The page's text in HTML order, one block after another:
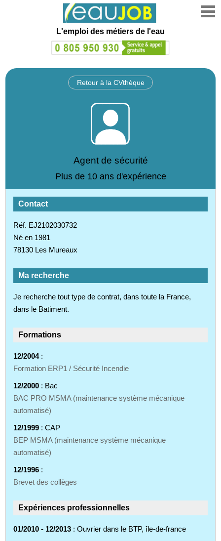
L'emploi des métiers de l'eau
Retour à la CVthèque
Agent de sécurité
Plus de 10 ans d'expérience
Contact
Réf. EJ2102030732
Né en 1981
78130 Les Mureaux
Ma recherche
Je recherche tout type de contrat, dans toute la France,
dans le Batiment.
Formations
12/2004:
Formation ERP1 / Sécurité Incendie
12/2000 : Bac
BAC PRO MSMA (maintenance système mécanique
automatisé)
12/1999 : CAP
BEP MSMA (maintenance système mécanique
automatisé)
12/1996 :
Brevet des collèges
Expériences professionnelles
01/2010 - 12/2013 : Ouvrier dans le BTP, île-de-france